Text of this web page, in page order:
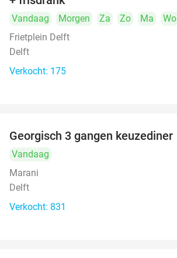
Vandaag Morgen Za Zo Ma
Wo
Frietplein Delft
Delft
Verkocht: 175
Georgisch 3 gangen keuzediner
Vandaag
Marani
Delft
Verkocht: 831